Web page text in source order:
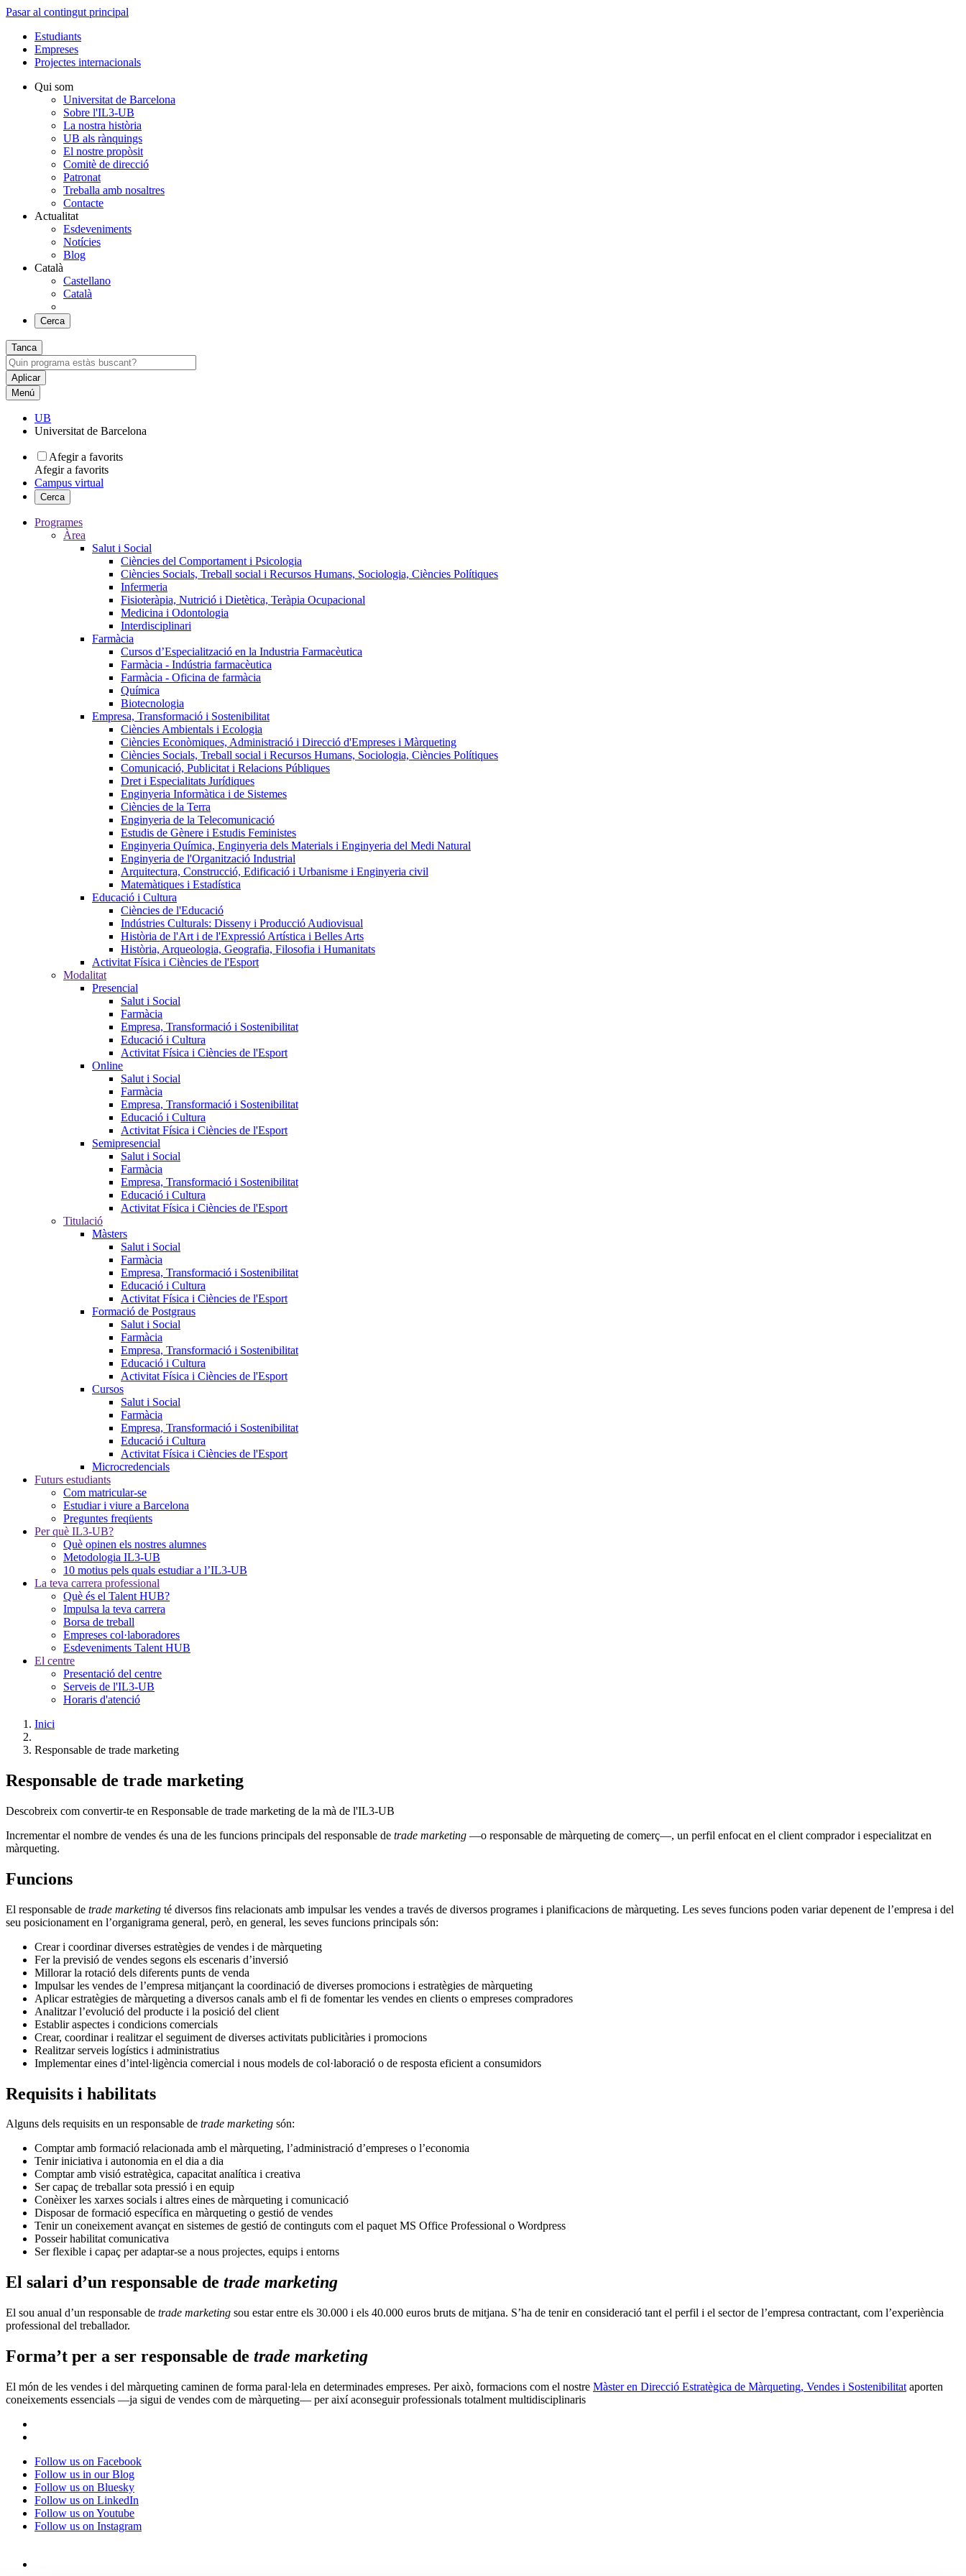
Pasar al contingut principal
Estudiants
Empreses
Projectes internacionals
Qui som
Universitat de Barcelona
Sobre l'IL3-UB
La nostra història
UB als rànquings
El nostre propòsit
Comitè de direcció
Patronat
Treballa amb nosaltres
Contacte
Actualitat
Esdeveniments
Notícies
Blog
Català
Castellano
Català
Cerca
Tanca
Menú
UB
Universitat de Barcelona
Afegir a favorits
Afegir a favorits
Campus virtual
Cerca
Programes
Àrea
Salut i Social
Ciències del Comportament i Psicologia
Ciències Socials, Treball social i Recursos Humans, Sociologia, Ciències Polítiques
Infermeria
Fisioteràpia, Nutrició i Dietètica, Teràpia Ocupacional
Medicina i Odontologia
Interdisciplinari
Farmàcia
Cursos d’Especialització en la Industria Farmacèutica
Farmàcia - Indústria farmacèutica
Farmàcia - Oficina de farmàcia
Química
Biotecnologia
Empresa, Transformació i Sostenibilitat
Ciències Ambientals i Ecologia
Ciències Econòmiques, Administració i Direcció d'Empreses i Màrqueting
Ciències Socials, Treball social i Recursos Humans, Sociologia, Ciències Polítiques
Comunicació, Publicitat i Relacions Públiques
Dret i Especialitats Jurídiques
Enginyeria Informàtica i de Sistemes
Ciències de la Terra
Enginyeria de la Telecomunicació
Estudis de Gènere i Estudis Feministes
Enginyeria Química, Enginyeria dels Materials i Enginyeria del Medi Natural
Enginyeria de l'Organització Industrial
Arquitectura, Construcció, Edificació i Urbanisme i Enginyeria civil
Matemàtiques i Estadística
Educació i Cultura
Ciències de l'Educació
Indústries Culturals: Disseny i Producció Audiovisual
Història de l'Art i de l'Expressió Artística i Belles Arts
Història, Arqueologia, Geografia, Filosofia i Humanitats
Activitat Física i Ciències de l'Esport
Modalitat
Presencial
Salut i Social
Farmàcia
Empresa, Transformació i Sostenibilitat
Educació i Cultura
Activitat Física i Ciències de l'Esport
Online
Salut i Social
Farmàcia
Empresa, Transformació i Sostenibilitat
Educació i Cultura
Activitat Física i Ciències de l'Esport
Semipresencial
Salut i Social
Farmàcia
Empresa, Transformació i Sostenibilitat
Educació i Cultura
Activitat Física i Ciències de l'Esport
Titulació
Màsters
Salut i Social
Farmàcia
Empresa, Transformació i Sostenibilitat
Educació i Cultura
Activitat Física i Ciències de l'Esport
Formació de Postgraus
Salut i Social
Farmàcia
Empresa, Transformació i Sostenibilitat
Educació i Cultura
Activitat Física i Ciències de l'Esport
Cursos
Salut i Social
Farmàcia
Empresa, Transformació i Sostenibilitat
Educació i Cultura
Activitat Física i Ciències de l'Esport
Microcredencials
Futurs estudiants
Com matricular-se
Estudiar i viure a Barcelona
Preguntes freqüents
Per què IL3-UB?
Què opinen els nostres alumnes
Metodologia IL3-UB
10 motius pels quals estudiar a l’IL3-UB
La teva carrera professional
Què és el Talent HUB?
Impulsa la teva carrera
Borsa de treball
Empreses col·laboradores
Esdeveniments Talent HUB
El centre
Presentació del centre
Serveis de l'IL3-UB
Horaris d'atenció
Inici
Responsable de trade marketing
Responsable de trade marketing
Descobreix com convertir-te en Responsable de trade marketing de la mà de l'IL3-UB
Incrementar el nombre de vendes és una de les funcions principals del responsable de trade marketing —o responsable de màrqueting de comerç—, un perfil enfocat en el client comprador i especialitzat en
màrqueting.
Funcions
El responsable de trade marketing té diversos fins relacionats amb impulsar les vendes a través de diversos programes i planificacions de màrqueting. Les seves funcions poden variar depenent de l’empresa i del
seu posicionament en l’organigrama general, però, en general, les seves funcions principals són:
Crear i coordinar diverses estratègies de vendes i de màrqueting
Fer la previsió de vendes segons els escenaris d’inversió
Millorar la rotació dels diferents punts de venda
Impulsar les vendes de l’empresa mitjançant la coordinació de diverses promocions i estratègies de màrqueting
Aplicar estratègies de màrqueting a diversos canals amb el fi de fomentar les vendes en clients o empreses compradores
Analitzar l’evolució del producte i la posició del client
Establir aspectes i condicions comercials
Crear, coordinar i realitzar el seguiment de diverses activitats publicitàries i promocions
Realitzar serveis logístics i administratius
Implementar eines d’intel·ligència comercial i nous models de col·laboració o de resposta eficient a consumidors
Requisits i habilitats
Alguns dels requisits en un responsable de trade marketing són:
Comptar amb formació relacionada amb el màrqueting, l’administració d’empreses o l’economia
Tenir iniciativa i autonomia en el dia a dia
Comptar amb visió estratègica, capacitat analítica i creativa
Ser capaç de treballar sota pressió i en equip
Conèixer les xarxes socials i altres eines de màrqueting i comunicació
Disposar de formació específica en màrqueting o gestió de vendes
Tenir un coneixement avançat en sistemes de gestió de continguts com el paquet MS Office Professional o Wordpress
Posseir habilitat comunicativa
Ser flexible i capaç per adaptar-se a nous projectes, equips i entorns
El salari d’un responsable de trade marketing
El sou anual d’un responsable de trade marketing sou estar entre els 30.000 i els 40.000 euros bruts de mitjana. S’ha de tenir en consideració tant el perfil i el sector de l’empresa contractant, com l’experiència
professional del treballador.
Forma’t per a ser responsable de trade marketing
El món de les vendes i del màrqueting caminen de forma paral·lela en determinades empreses. Per això, formacions com el nostre Màster en Direcció Estratègica de Màrqueting, Vendes i Sostenibilitat aporten
coneixements essencials —ja sigui de vendes com de màrqueting— per així aconseguir professionals totalment multidisciplinaris
Follow us on Facebook
Follow us in our Blog
Follow us on Bluesky
Follow us on LinkedIn
Follow us on Youtube
Follow us on Instagram